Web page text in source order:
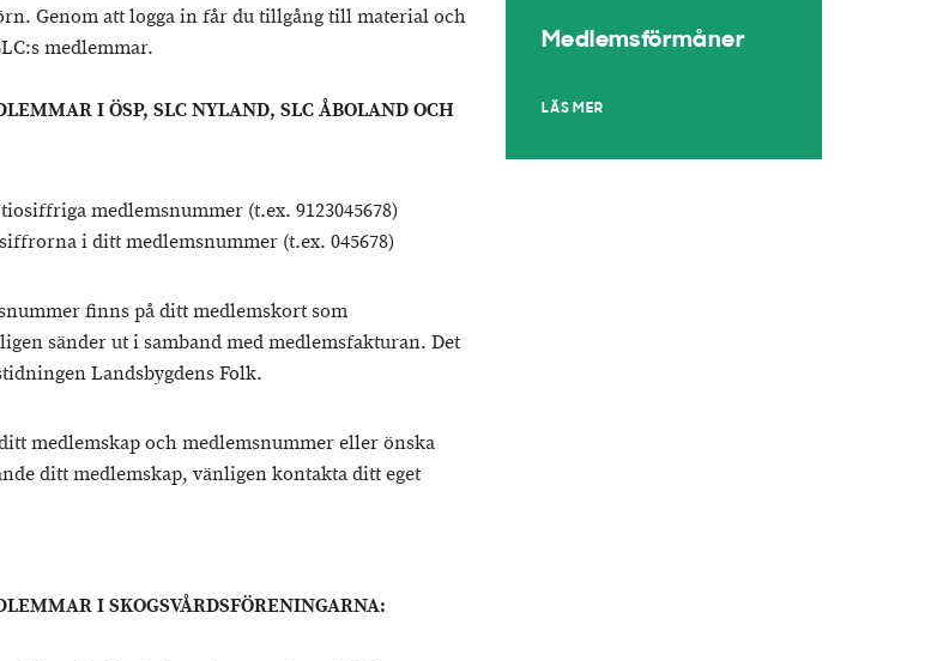
Genom att logga in får du tillgång till material och
medlemmar.
I ÖSP, SLC NYLAND, SLC ÅBOLAND OCH
medlemsnummer (t.ex. 9123045678)
i ditt medlemsnummer (t.ex. 045678)
finns på ditt medlemskort som
sänder ut i samband med medlemsfakturan. Det
Landsbygdens Folk.
medlemskap och medlemsnummer eller önska
ditt medlemskap, vänligen kontakta ditt eget
I SKOGSVÅRDSFÖRENINGARNA:
Medlemsförmåner
LÄS MER